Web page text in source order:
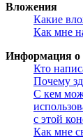
Вложения
Какие
Как мне
Информация о
Кто
Почему
С кем
с этой
Как мне